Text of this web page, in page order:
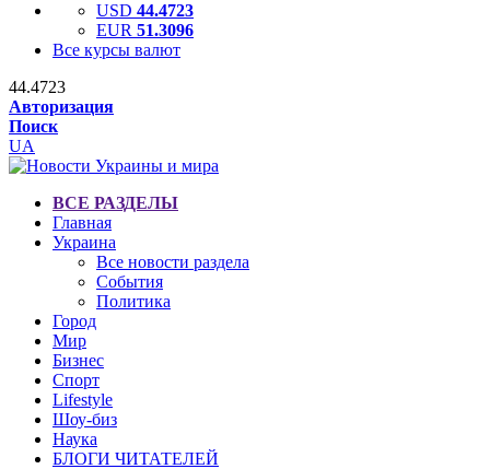
USD 44.4723
EUR 51.3096
Все курсы валют
44.4723
Авторизация
Поиск
UA
ВСЕ РАЗДЕЛЫ
Главная
Украина
Все новости раздела
События
Политика
Город
Мир
Бизнес
Спорт
Lifestyle
Шоу-биз
Наука
БЛОГИ ЧИТАТЕЛЕЙ